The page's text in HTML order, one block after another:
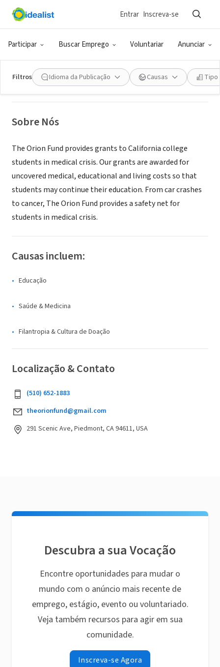
Participar Buscar Emprego Voluntariar Anunciar
Entrar Inscreva-se
Filtros Idioma da Publicação Causas Tipo
ONG (SETOR SOCIAL)
The Orion Fund
Sobre Nós
The Orion Fund provides grants to California college
students in medical crisis. Our grants are awarded for
uncovered medical, educational and living costs so that
students may continue their education. From car crashes
to cancer, The Orion Fund provides a safety net for
students in medical crisis.
Causas incluem:
Educação
Saúde & Medicina
Filantropia & Cultura de Doação
Localização & Contato
(510) 652-1883
theorionfund@gmail.com
291 Scenic Ave, Piedmont, CA 94611, USA
Descubra a sua Vocação
Encontre oportunidades para mudar o
mundo com o anúncio mais recente de
emprego, estágio, evento ou voluntariado.
Veja também recursos para agir em sua
comunidade.
Inscreva-se Agora